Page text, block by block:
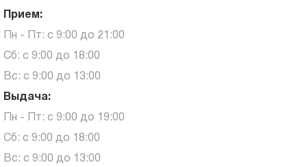
Прием:
Пн - Пт: с 9:00 до 21:00
Сб: с 9:00 до 18:00
Вс: с 9:00 до 13:00
Выдача:
Пн - Пт: с 9:00 до 19:00
Сб: с 9:00 до 18:00
Вс: с 9:00 до 13:00